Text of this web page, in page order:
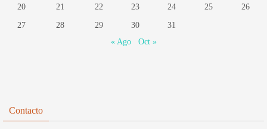
20 21 22 23 24 25 26
27 28 29 30
31
« Ago
Oct »
Contacto